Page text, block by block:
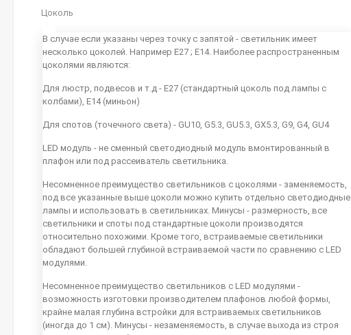
Цоколь
В случае если указаны через точку с запятой - светильник имеет
несколько цоколей. Например E27 ; E14. Наиболее распространенным
цоколями являются:
Для люстр, подвесов и т.д - E27 (стандартный цоколь под лампы с
колбами), E14 (миньон)
Для спотов (точечного света) - GU10, G5.3, GU5.3, GX5.3, G9, G4, GU4
LED модуль - не сменный светодиодный модуль вмонтированный в
плафон или под рассеиватель светильника.
Несомненное преимущество светильников с цоколями - заменяемость,
под все указанные выше цоколи можно купить отдельно светодиодные
лампы и использовать в светильниках. Минусы - размерность, все
светильники и споты под стандартные цоколи производятся
относительно похожими. Кроме того, встраиваемые светильники
обладают большей глубиной встраиваемой части по сравнению с LED
модулями.
Несомненное преимущество светильников с LED модулями -
возможность изготовки производителем плафонов любой формы,
крайне малая глубина встройки для встраиваемых светильников
(иногда до 1 см). Минусы - незаменяемость, в случае выхода из строя